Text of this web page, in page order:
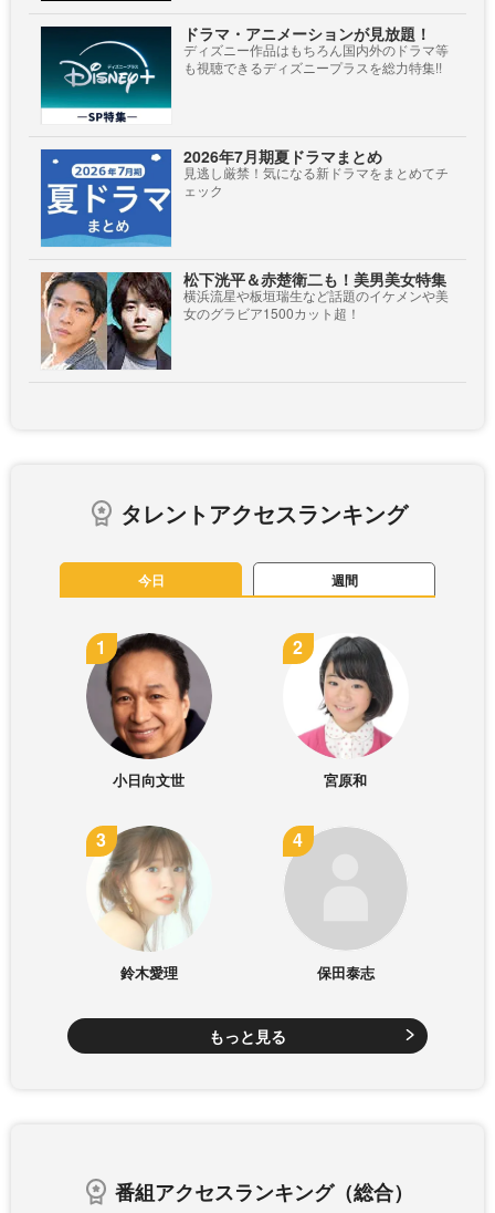
ドラマ・アニメーションが見放題！
ディズニー作品はもちろん国内外のドラマ等
も視聴できるディズニープラスを総力特集!!
2026年7月期夏ドラマまとめ
見逃し厳禁！気になる新ドラマをまとめてチ
ェック
松下洸平＆赤楚衛二も！美男美女特集
横浜流星や板垣瑞生など話題のイケメンや美
女のグラビア1500カット超！
タレントアクセスランキング
今日 週間
小日向文世 宮原和
鈴木愛理 保田泰志
もっと見る
番組アクセスランキング（総合）